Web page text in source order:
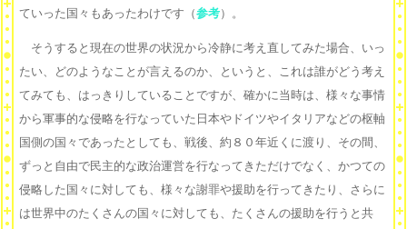
ていった国々もあったわけです（参考）。
そうすると現在の世界の状況から冷静に考え直してみた場合、いっ
たい、どのようなことが言えるのか、というと、これは誰がどう考え
てみても、はっきりしていることですが、確かに当時は、様々な事情
から軍事的な侵略を行なっていた日本やドイツやイタリアなどの枢軸
国側の国々であったとしても、戦後、約８０年近くに渡り、その間、
ずっと自由で民主的な政治運営を行なってきただけでなく、かつての
侵略した国々に対しても、様々な謝罪や援助を行ってきたり、さらに
は世界中のたくさんの国々に対しても、たくさんの援助を行うと共